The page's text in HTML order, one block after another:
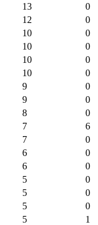
13
0
12
0
10
0
10
0
10
0
10
0
9
0
9
0
8
0
7
6
7
0
6
0
6
0
5
0
5
0
5
0
5
1